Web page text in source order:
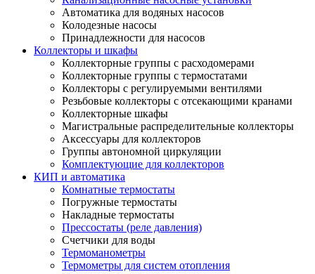
Автоматика для водяных насосов
Колодезные насосы
Принадлежности для насосов
Коллекторы и шкафы
Коллекторные группы с расходомерами
Коллекторные группы с термостатами
Коллекторы с регулируемыми вентилями
Резьбовые коллекторы с отсекающими кранами
Коллекторные шкафы
Магистральные распределительные коллекторы
Аксессуары для коллекторов
Группы автономной циркуляции
Комплектующие для коллекторов
КИП и автоматика
Комнатные термостаты
Погружные термостаты
Накладные термостаты
Прессостаты (реле давления)
Счетчики для воды
Термоманометры
Термометры для систем отопления